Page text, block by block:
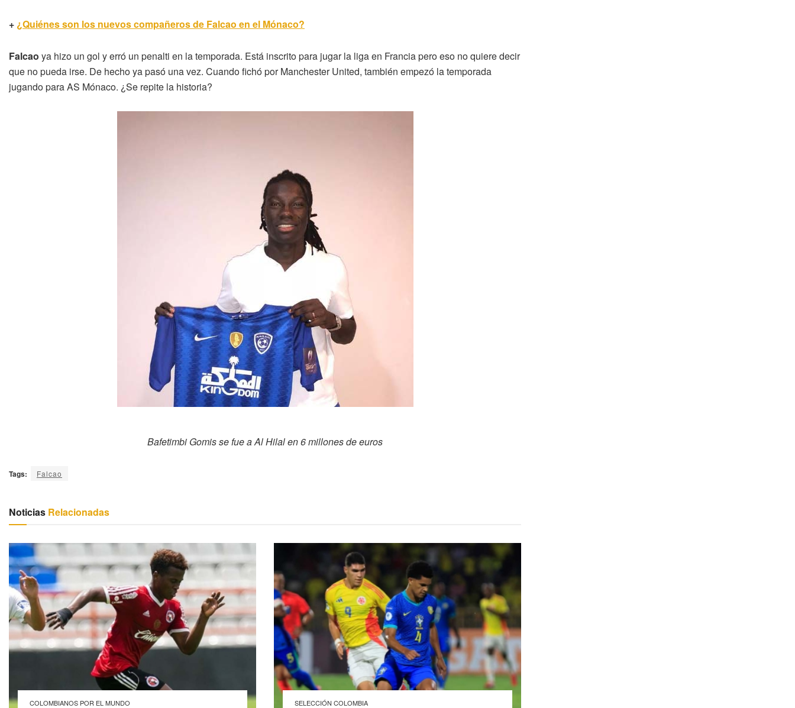
+ ¿Quiénes son los nuevos compañeros de Falcao en el Mónaco?
Falcao ya hizo un gol y erró un penalti en la temporada. Está inscrito para jugar la liga en Francia pero eso no quiere decir
que no pueda irse. De hecho ya pasó una vez. Cuando fichó por Manchester United, también empezó la temporada
jugando para AS Mónaco. ¿Se repite la historia?
Bafetimbi Gomis se fue a Al Hilal en 6 millones de euros
Tags: Falcao
Noticias Relacionadas
COLOMBIANOS POR EL MUNDO SELECCIÓN COLOMBIA